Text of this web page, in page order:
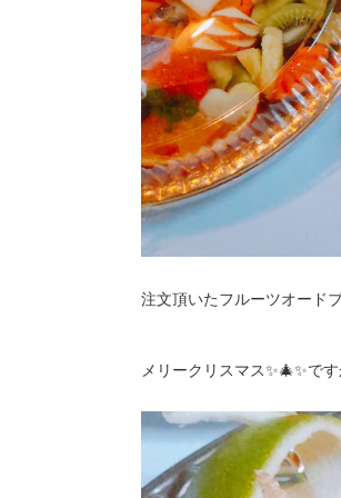
注文頂いたフルーツオード
メリークリスマス✨🎄✨で